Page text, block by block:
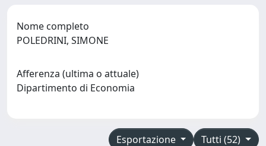
Nome completo
POLEDRINI, SIMONE
Afferenza (ultima o attuale)
Dipartimento di Economia
Tutti (52)
Esportazione